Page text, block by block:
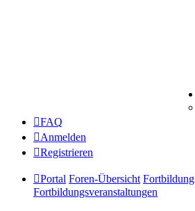
FAQ
Anmelden
Registrieren
Portal Foren-Übersicht Fortbildung
Fortbildungsveranstaltungen